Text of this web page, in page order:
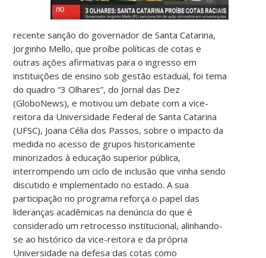
recente sanção do governador de Santa Catarina,
Jorginho Mello, que proíbe políticas de cotas e
outras ações afirmativas para o ingresso em
instituições de ensino sob gestão estadual, foi tema
do quadro “3 Olhares”, do Jornal das Dez
(GloboNews), e motivou um debate com a vice-
reitora da Universidade Federal de Santa Catarina
(UFSC), Joana Célia dos Passos, sobre o impacto da
medida no acesso de grupos historicamente
minorizados à educação superior pública,
interrompendo um ciclo de inclusão que vinha sendo
discutido e implementado no estado. A sua
participação no programa reforça o papel das
lideranças acadêmicas na denúncia do que é
considerado um retrocesso institucional, alinhando-
se ao histórico da vice-reitora e da própria
Universidade na defesa das cotas como